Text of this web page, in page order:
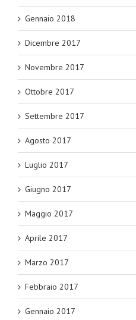
Gennaio 2018
Dicembre 2017
Novembre 2017
Ottobre 2017
Settembre 2017
Agosto 2017
Luglio 2017
Giugno 2017
Maggio 2017
Aprile 2017
Marzo 2017
Febbraio 2017
Gennaio 2017